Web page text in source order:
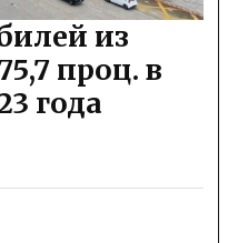
из
проц. в
года